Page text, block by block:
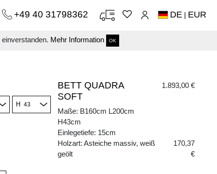
Mehr Information OK
+49 40 31798362 DE | EUR
H
BETT QUADRA
SOFT
1.893,00 €
Maße: B160cm L200cm
H43cm
Einlegetiefe: 15cm
Holzart: Asteiche massiv, weiß
geölt
170,37
€